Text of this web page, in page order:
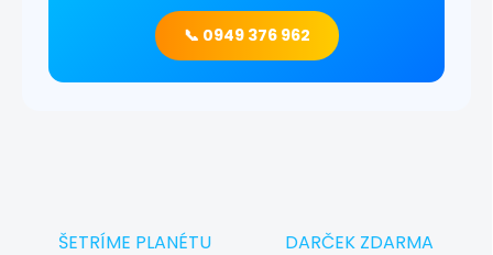
📞 0949 376 962
ŠETRÍME PLANÉTU DARČEK ZDARMA